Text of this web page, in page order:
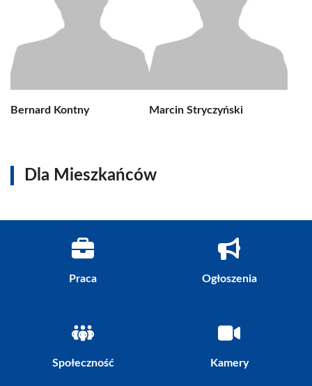
Bernard Kontny Marcin Stryczyński
Dla Mieszkańców
Praca Ogłoszenia
Społeczność Kamery